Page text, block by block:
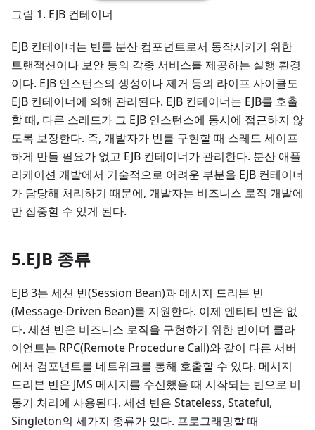
그림 1. EJB 컨테이너
EJB 컨테이너는 빈를 분산 컴포넌트로서 동작시키기 위한
트랜잭션이나 보안 등의 각종 서비스를 제공하는 실행 환경
이다. EJB 인스턴스의 생성이나 제거 등의 라이프 사이클도
EJB 컨테이너에 의해 관리된다. EJB 컨테이너는 EJB를 호출
할 때, 다른 스레드가 그 EJB 인스턴스에 동시에 접근하지 않
도록 보장한다. 즉, 개발자가 빈를 구현할 때 스레드 세이프
하게 만들 필요가 없고 EJB 컨테이너가 관리한다. 분산 애플
리케이션 개발에서 기술적으로 어려운 부분을 EJB 컨테이너
가 담당해 처리하기 때문에, 개발자는 비즈니스 로직 개발에
만 집중할 수 있게 된다.
5.EJB 종류
EJB 3는 세션 빈(Session Bean)과 메시지 드리븐 빈
(Message-Driven Bean)를 지원한다. 이제 엔티티 빈은 없
다. 세션 빈은 비즈니스 로직을 구현하기 위한 빈이며 클라
이언트는 RPC(Remote Procedure Call)와 같이 다른 서버
에서 컴포넌트를 네트워크를 통해 호출할 수 있다. 메시지
드리븐 빈은 JMS 메시지를 수신했을 때 시작되는 빈으로 비
동기 처리에 사용된다. 세션 빈은 Stateless, Stateful,
Singleton의 세가지 종류가 있다. 프로그래밍할 때